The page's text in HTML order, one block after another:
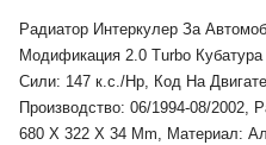
Радиатор Интеркулер За
Модификация 2.0 Turbo
Сили: 147 к.с./Hp, Код На
Производство: 06/1994-08/2002,
680 X 322 X 34 Mm, Материал: